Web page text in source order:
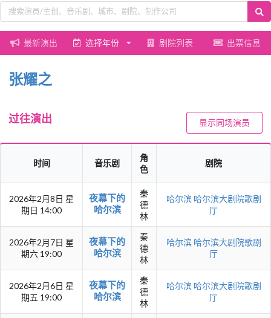
最新演出 选择年份 剧院列表 出票信息
张耀之
过往演出 显示同场演员
时间 音乐剧
角
色
剧院
2026年2月8日 星
期日 14:00
夜幕下的
哈尔滨
秦
德
林
哈尔滨 哈尔滨大剧院歌剧
厅
2026年2月7日 星
期六 19:00
夜幕下的
哈尔滨
秦
德
林
哈尔滨 哈尔滨大剧院歌剧
厅
2026年2月6日 星
期五 19:00
夜幕下的
哈尔滨
秦
德
林
哈尔滨 哈尔滨大剧院歌剧
厅